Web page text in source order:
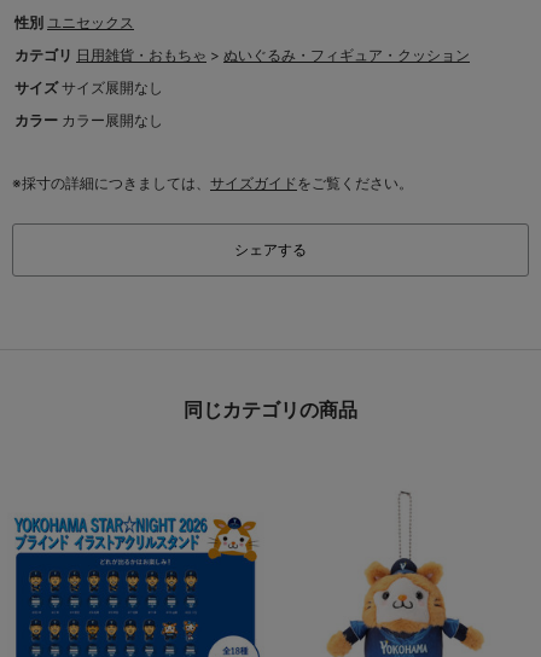
性別 ユニセックス
カテゴリ 日用雑貨・おもちゃ > ぬいぐるみ・フィギュア・クッション
サイズ サイズ展開なし
カラー カラー展開なし
※採寸の詳細につきましては、 サイズガイドをご覧ください。
シェアする
同じカテゴリの商品